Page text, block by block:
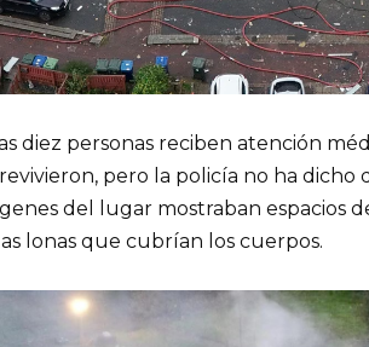
diez personas reciben atención
pero la policía no ha
del lugar mostraban espacios
lonas que cubrían los cuerpos.